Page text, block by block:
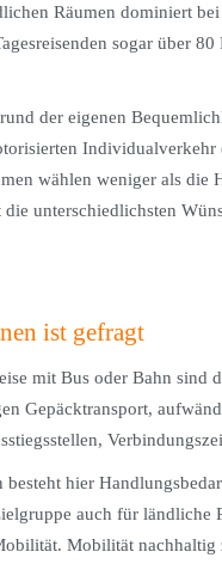
Räumen dominiert
sogar über 80
der eigenen
wählen weniger als die
unterschiedlichsten
ist gefragt
mit Bus oder Bahn sind
Gepäcktransport,
hier
auch für ländliche
Mobilität nachhaltig